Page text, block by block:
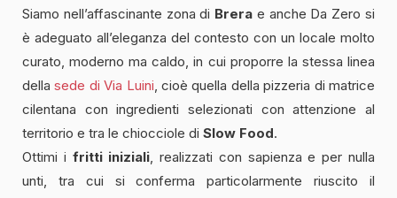
Siamo nell’affascinante zona di Brera e anche Da Zero si
è adeguato all’eleganza del contesto con un locale molto
curato, moderno ma caldo, in cui proporre la stessa linea
dellasede di Via Luini, cioè quella della pizzeria di matrice
cilentana con ingredienti selezionati con attenzione al
territorio e tra le chiocciole di Slow Food.
Ottimi i fritti iniziali, realizzati con sapienza e per nulla
unti, tra cui si conferma particolarmente riuscito il